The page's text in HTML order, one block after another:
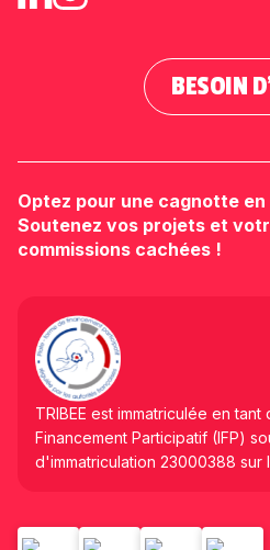
BESOIN
Optez pour une cagnotte
Soutenez vos projets et
commissions cachées !
TRIBEE est immatriculée en
Financement Participatif (IFP)
d'immatriculation 23000388 sur